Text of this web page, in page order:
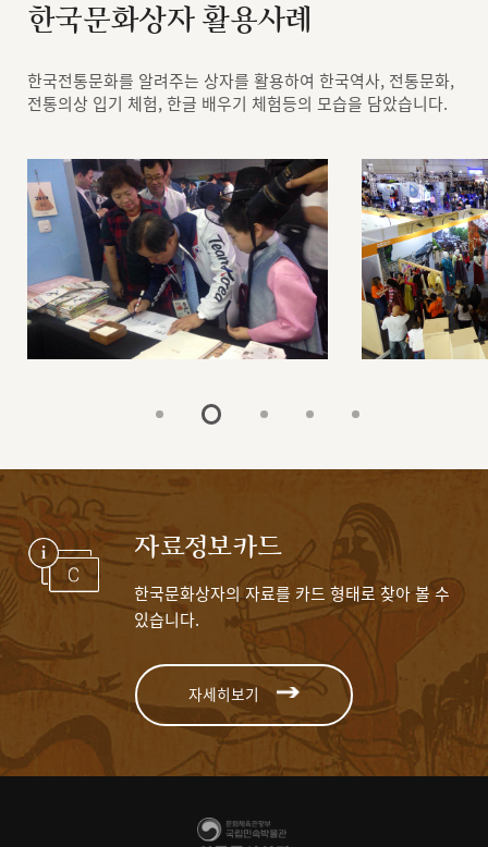
한국문화상자 활용사례
한국전통문화를 알려주는 상자를 활용하여 한국역사, 전통문화,
전통의상 입기 체험, 한글 배우기 체험등의 모습을 담았습니다.
자료정보카드
한국문화상자의 자료를 카드 형태로 찾아 볼 수
있습니다.
자세히보기